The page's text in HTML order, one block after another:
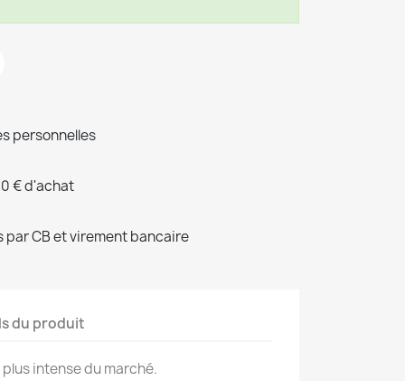
personnelles
€ d'achat
CB et virement bancaire
du produit
intense du marché.